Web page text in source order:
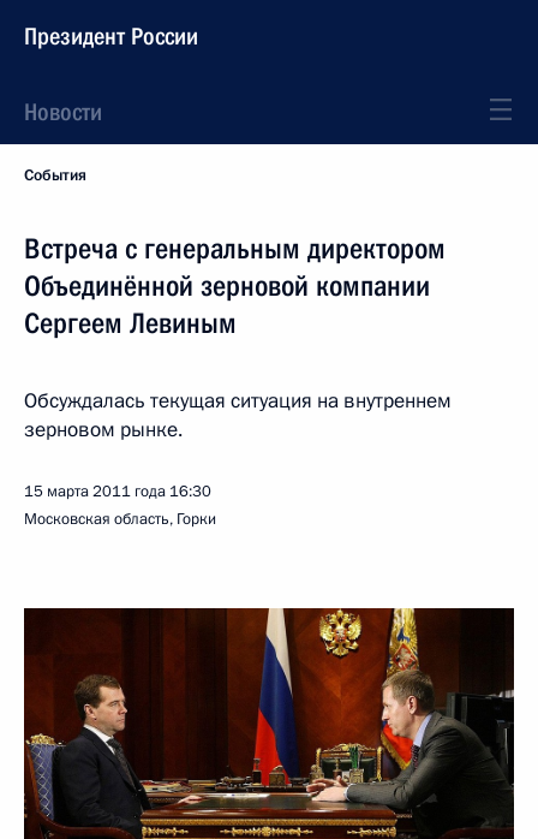
Президент России
Новости
События
Встреча с генеральным директором
Объединённой зерновой компании
Сергеем Левиным
Обсуждалась текущая ситуация на внутреннем
зерновом рынке.
15 марта 2011 года 16:30
Московская область, Горки